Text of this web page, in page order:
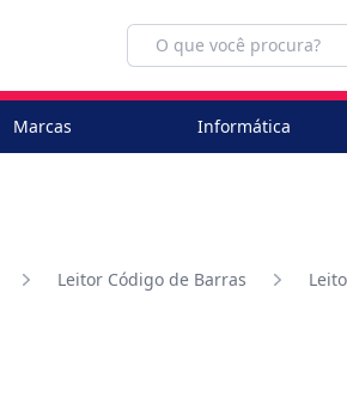
Marcas Informática
Leitor Código de Barras